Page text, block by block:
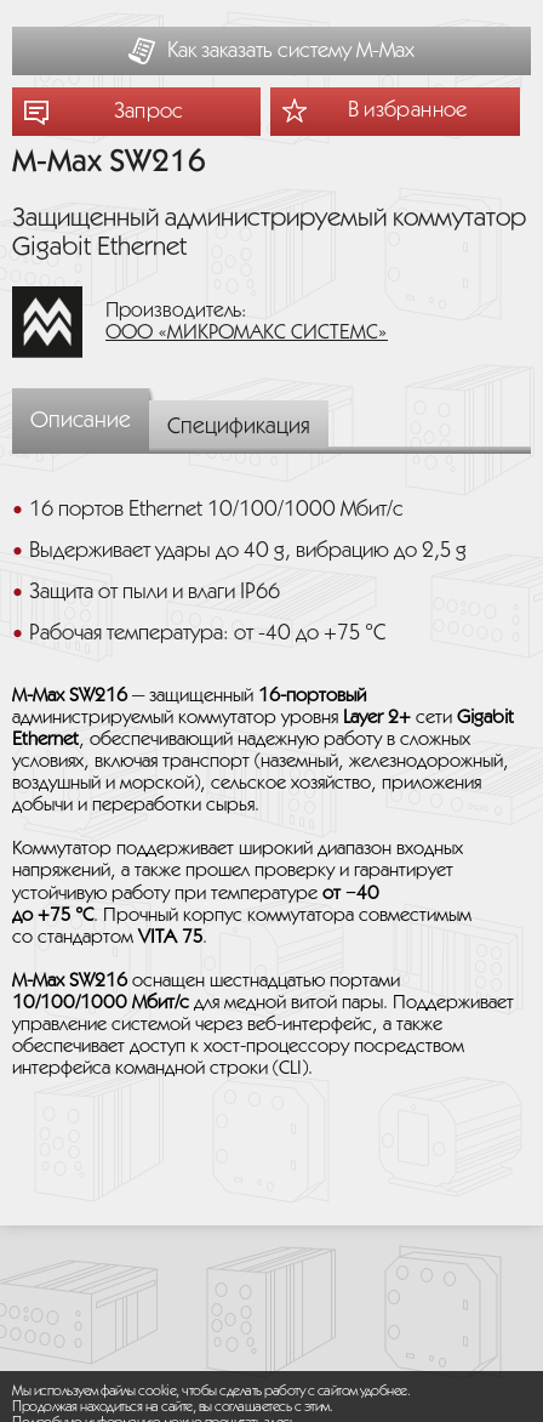
Как заказать систему М-Мах
Запрос В избранное
M-Max SW216
Защищенный администрируемый коммутатор
Gigabit Ethernet
Производитель:
ООО «МИКРОМАКС СИСТЕМС»
Описание Спецификация
16 портов Ethernet 10/100/1000 Мбит/с
Выдерживает удары до 40 g, вибрацию до 2,5 g
Защита от пыли и влаги IP66
Рабочая температура: от -40 до +75 °C
M-Max SW216— защищенный 16-портовый
администрируемый коммутатор уровня Layer 2+ сети Gigabit
Ethernet, обеспечивающий надежную работу в сложных
условиях, включая транспорт (наземный, железнодорожный,
воздушный и морской), сельское хозяйство, приложения
добычи и переработки сырья.
Коммутатор поддерживает широкий диапазон входных
напряжений, а также прошел проверку и гарантирует
устойчивую работу при температуре от −40
до +75 °C. Прочный корпус коммутатора совместимым
со стандартом VITA 75.
M-Max SW216оснащен шестнадцатью портами
10/100/1000 Мбит/с для медной витой пары. Поддерживает
управление системой через веб-интерфейс, а также
обеспечивает доступ к хост-процессору посредством
интерфейса командной строки (CLI).
Мы используем файлы cookie, чтобы сделать работу с сайтом удобнее.
Продолжая находиться на сайте, вы соглашаетесь с этим.